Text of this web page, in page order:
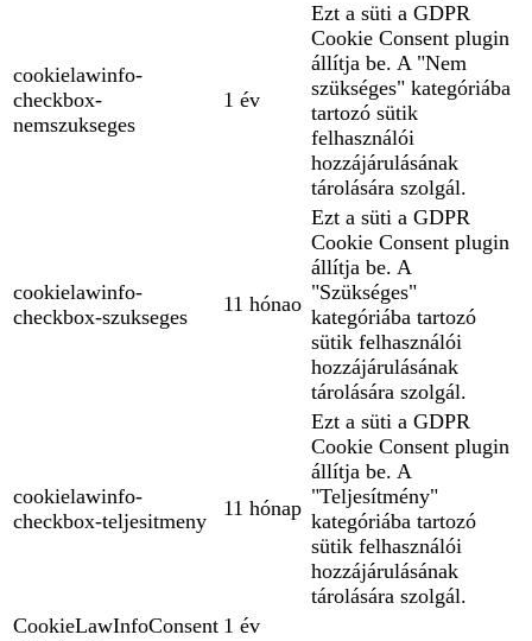
cookielawinfo-
checkbox-
nemszukseges
1 év
Ezt a süti a GDPR
Cookie Consent plugin
állítja be. A "Nem
szükséges" kategóriába
tartozó sütik
felhasználói
hozzájárulásának
tárolására szolgál.
cookielawinfo-
checkbox-szukseges
11 hónao
Ezt a süti a GDPR
Cookie Consent plugin
állítja be. A
"Szükséges"
kategóriába tartozó
sütik felhasználói
hozzájárulásának
tárolására szolgál.
cookielawinfo-
checkbox-teljesitmeny
11 hónap
Ezt a süti a GDPR
Cookie Consent plugin
állítja be. A
"Teljesítmény"
kategóriába tartozó
sütik felhasználói
hozzájárulásának
tárolására szolgál.
CookieLawInfoConsent 1 év